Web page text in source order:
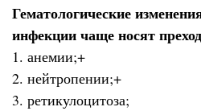
Гематологические
инфекции чаще носят
1. анемии;+
2. нейтропении;+
3. ретикулоцитоза;